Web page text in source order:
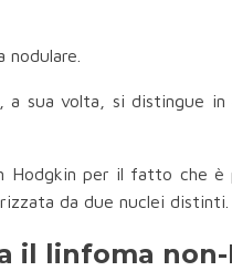
a sua volta, si distingue
Hodgkin per il fatto che è
da due nuclei distinti.
il linfoma